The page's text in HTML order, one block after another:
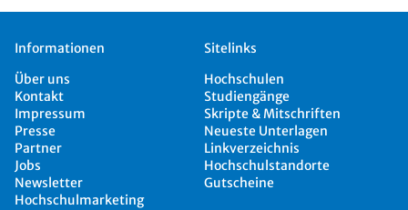
Informationen
Über uns
Kontakt
Impressum
Presse
Partner
Jobs
Newsletter
Hochschulmarketing
Sitelinks
Hochschulen
Studiengänge
Skripte & Mitschriften
Neueste Unterlagen
Linkverzeichnis
Hochschulstandorte
Gutscheine